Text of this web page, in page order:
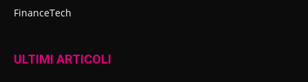
FinanceTech
ULTIMI ARTICOLI